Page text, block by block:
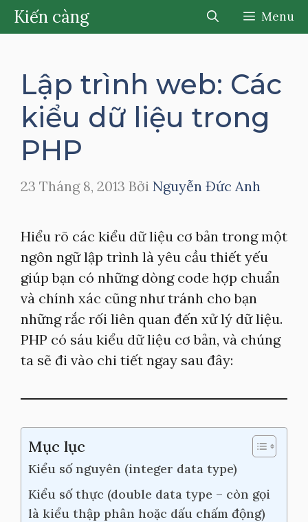
Chuyển
đến
dung
Kiến càng Menu
Lập trình web: Các
kiểu dữ liệu trong
PHP
23 Tháng 8, 2013 Bởi Nguyễn Đức Anh
Hiểu rõ các kiểu dữ liệu cơ bản trong một
ngôn ngữ lập trình là yêu cầu thiết yếu
giúp bạn có những dòng code hợp chuẩn
và chính xác cũng như tránh cho bạn
những rắc rối liên quan đến xử lý dữ liệu.
PHP có sáu kiểu dữ liệu cơ bản, và chúng
ta sẽ đi vào chi tiết ngay sau đây:
Mục lục
Kiểu số nguyên (integer data type)
Kiểu số thực (double data type – còn gọi
là kiểu thập phân hoặc dấu chấm động)